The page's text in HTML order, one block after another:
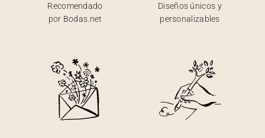
Recomendado
por Bodas.net
Diseños únicos y
personalizables